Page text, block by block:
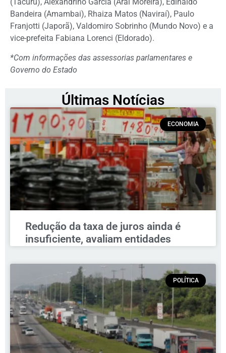
(Tacuru), Alexandrino Garcia (Aral Moreira), Edinaldo
Bandeira (Amambai), Rhaiza Matos (Naviraí), Paulo
Franjotti (Japorã), Valdomiro Sobrinho (Mundo Novo) e a
vice-prefeita Fabiana Lorenci (Eldorado).
*Com informações das assessorias parlamentares e
Governo do Estado
Últimas Notícias
ECONOMIA
Redução da taxa de juros ainda é
insuficiente, avaliam entidades
POLÍTICA